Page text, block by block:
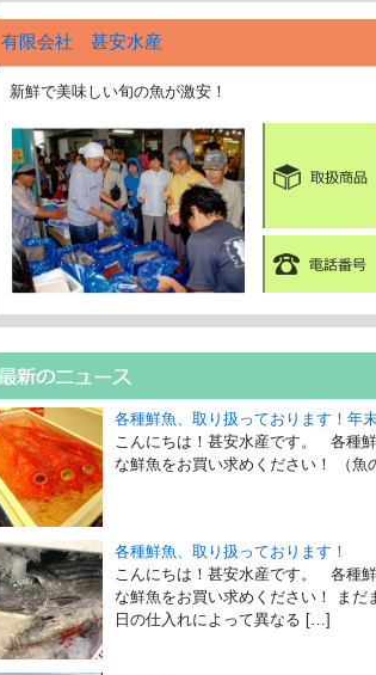
有限会社 甚安水産
新鮮で美味しい旬の魚が激安！
各種鮮魚、取り扱っております！年
こんにちは！甚安水産です。 各種
な鮮魚をお買い求めください！ （
各種鮮魚、取り扱っております！
こんにちは！甚安水産です。 各種
な鮮魚をお買い求めください！ ま
日の仕入れによって異なる […]